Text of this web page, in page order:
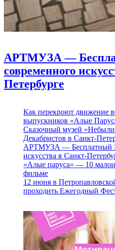
АРТМУЗА —
современного
Петербурге
Как перекроют движение
выпускников «Алые
Сказочный музей
Декабристов в Санкт-
АРТМУЗА — Бесплатный
искусства в Санкт-
«Алые паруса» — 10
фильме
12 июня в
проходить Ежегодный